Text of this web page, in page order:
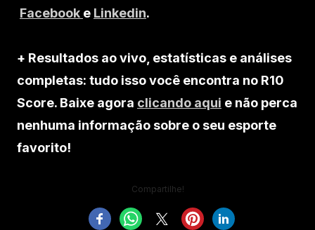
Facebook e Linkedin.
+ Resultados ao vivo, estatísticas e análises
completas: tudo isso você encontra no R10
Score. Baixe agora clicando aqui e não perca
nenhuma informação sobre o seu esporte
favorito!
Compartilhe!